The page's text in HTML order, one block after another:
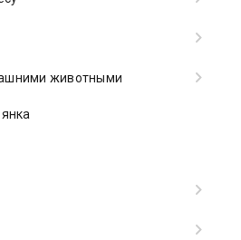
животными